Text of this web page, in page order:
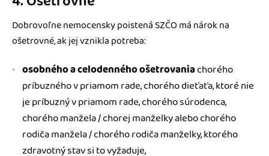
Dobrovoľne nemocensky poistená SZČO má nárok na
ošetrovné, ak jej vznikla potreba:
osobného a celodenného ošetrovaniachorého
príbuzného v priamom rade, chorého dieťaťa, ktoré nie
je príbuzný v priamom rade, chorého súrodenca,
chorého manžela / chorej manželky alebo chorého
rodiča manžela / chorého rodiča manželky, ktorého
zdravotný stav si to vyžaduje,